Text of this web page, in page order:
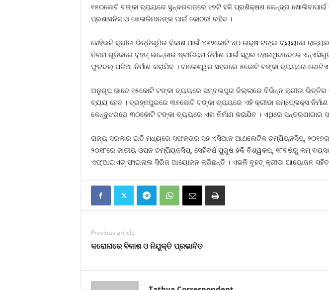
୧୫୦କୋଟି ଟଙ୍କା ବ୍ୟୟରେ ସୁନ୍ଦରଗଡରେ ୧୭ଟି ହକି ପ୍ରଶିକ୍ଷଣ କେନ୍ଦ୍ର
ପ୍ରଶାସନିକ ଓ ଖେଳାଳିମାନଙ୍କ ପାଇଁ କୋଠରୀ ରହିବ ।
ସେହିଭଳି କ୍ରୀଡା ଭିତ୍ତିଭୂମିର ବିକାଶ ପାଇଁ ୪୬୨କୋଟି ୪୦ ଲକ୍ଷ ଟଙ୍କା ବ୍ୟୟରେ
ନିଗମ ଗୁଡିକରେ ବୃହତ୍‍ ଇନ୍‍ଡୋର ଷ୍ଟାଡିୟମ ନିର୍ମାଣ ପାଇଁ ସ୍ଥିର ହୋଇଥିବାବେଳେ
ଫୁଟବଲ୍‍ ପଡିଆ ନିର୍ମାଣ କରାଯିବ । ବାଲେଶ୍ୱର ସହରରେ ୫କୋଟି ଟଙ୍କା ବ୍ୟୟରେ ଗୋଟିଏ
ଅନୁରୂପ ଭାବେ ୧୫କୋଟି ଟଙ୍କା ବ୍ୟୟରେ ସମ୍ବଲପୁର ଜିଲ୍ଲାରେ ବିଭିନ୍ନ କ୍ରୀଡା ଭିତ୍ତିର
ବ୍ୟୟ ହେବ । ବ୍ରହ୍ମପୁରରେ ୩୭କୋଟି ଟଙ୍କା ବ୍ୟୟରେ ଏହି କ୍ରୀଡା କମ୍ପେ୍ଲକ୍ସ
କେନ୍ଦୁଝରରେ ୩୦କୋଟି ଟଙ୍କା ବ୍ୟୟରେ ଏହା ନିର୍ମାଣ କରାଯିବ । ଏଥିରେ
ରାଜ୍ୟ ସରକାର ଇତି ମଧ୍ୟରେ ସଫଳତାର ସହ ଏସିଆନ ଆଥଲେଟିକ ଚମ୍ପିୟନସିପ୍‍,
୨୦୧୮ରେ ଜାତୀୟ ଓପନ ଚମ୍ପିୟନସିପ୍‍, ସେହିବର୍ଷ ପୁରୁଷ ହକି ବିଶ୍ୱକପ୍‍, ୧୮ବର୍ଷରୁ କମ୍‍
ଏଫ୍‍ଆଇଏଚ୍‍ ଫାଇନାଲ ସିରିଜ ଆୟୋଜନ କରିଛନ୍ତି । ଏଭଳି ବୃହତ୍‍ କ୍ରୀଡା ଆୟୋଜନ ସହିତ
Previous article
କରୋନାରେ ବିକାଶ ଓ ନିଯୁକ୍ତି ପ୍ରଭାବିତ